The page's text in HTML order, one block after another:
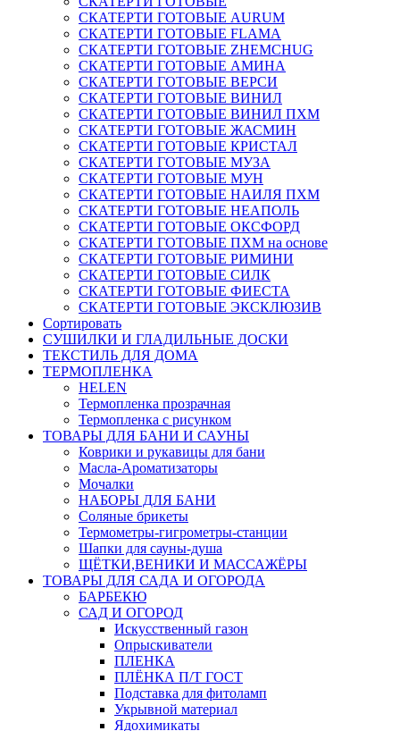
СКАТЕРТИ ГОТОВЫЕ AURUM
СКАТЕРТИ ГОТОВЫЕ FLAMA
СКАТЕРТИ ГОТОВЫЕ ZHEMCHUG
СКАТЕРТИ ГОТОВЫЕ АМИНА
СКАТЕРТИ ГОТОВЫЕ ВЕРСИ
СКАТЕРТИ ГОТОВЫЕ ВИНИЛ
СКАТЕРТИ ГОТОВЫЕ ВИНИЛ ПХМ
СКАТЕРТИ ГОТОВЫЕ ЖАСМИН
СКАТЕРТИ ГОТОВЫЕ КРИСТАЛ
СКАТЕРТИ ГОТОВЫЕ МУЗА
СКАТЕРТИ ГОТОВЫЕ МУН
СКАТЕРТИ ГОТОВЫЕ НАИЛЯ ПХМ
СКАТЕРТИ ГОТОВЫЕ НЕАПОЛЬ
СКАТЕРТИ ГОТОВЫЕ ОКСФОРД
СКАТЕРТИ ГОТОВЫЕ ПХМ на основе
СКАТЕРТИ ГОТОВЫЕ РИМИНИ
СКАТЕРТИ ГОТОВЫЕ СИЛК
СКАТЕРТИ ГОТОВЫЕ ФИЕСТА
СКАТЕРТИ ГОТОВЫЕ ЭКСКЛЮЗИВ
Сортировать
СУШИЛКИ И ГЛАДИЛЬНЫЕ ДОСКИ
ТЕКСТИЛЬ ДЛЯ ДОМА
ТЕРМОПЛЕНКА
HELEN
Термопленка прозрачная
Термопленка с рисунком
ТОВАРЫ ДЛЯ БАНИ И САУНЫ
Коврики и рукавицы для бани
Масла-Aроматизаторы
Мочалки
НАБОРЫ ДЛЯ БАНИ
Соляные брикеты
Термометры-гигрометры-станции
Шапки для сауны-душа
ЩЁТКИ,ВЕНИКИ И МАССАЖЁРЫ
ТОВАРЫ ДЛЯ САДА И ОГОРОДА
БАРБЕКЮ
САД И ОГОРОД
Искусственный газон
Опрыскиватели
ПЛЕНКА
ПЛЁНКА П/Т ГОСТ
Подставка для фитоламп
Укрывной материал
Ядохимикаты